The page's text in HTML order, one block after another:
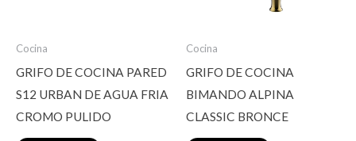
Cocina
GRIFO DE COCINA PARED
S12 URBAN DE AGUA FRIA
CROMO PULIDO
Cocina
GRIFO DE COCINA
BIMANDO ALPINA
CLASSIC BRONCE